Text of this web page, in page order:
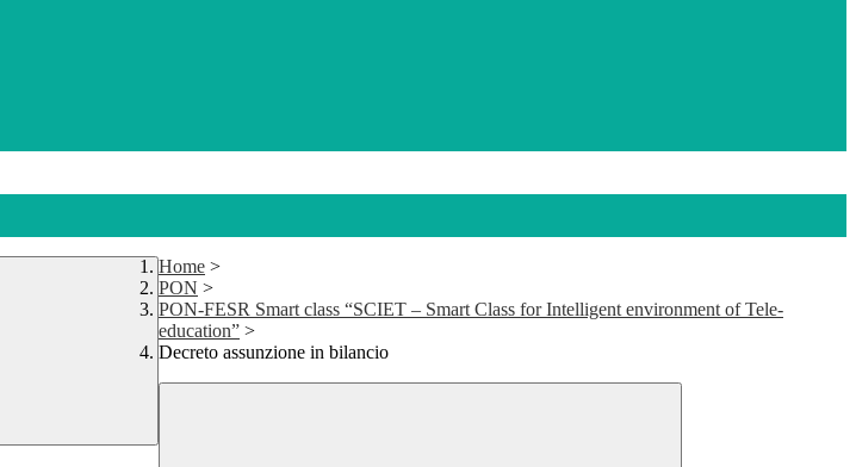
Home >
PON >
PON-FESR Smart class “SCIET – Smart Class for Intelligent environment of Tele-
education” >
Decreto assunzione in bilancio